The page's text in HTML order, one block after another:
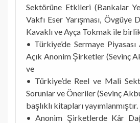
Sektörüne Etkileri (Bankalar
Vakfı Eser Yarışması, Övgüye
Kavaklı ve Ayça Tokmak ile
• Türkiye’de Sermaye
Açık Anonim Şirketler (Sevinç
ve
• Türkiye’de Reel ve Mali
Sorunlar ve Öneriler (Sevinç
başlıklı kitapları yayımlanmıştır.
• Anonim Şirketlerde Kâr